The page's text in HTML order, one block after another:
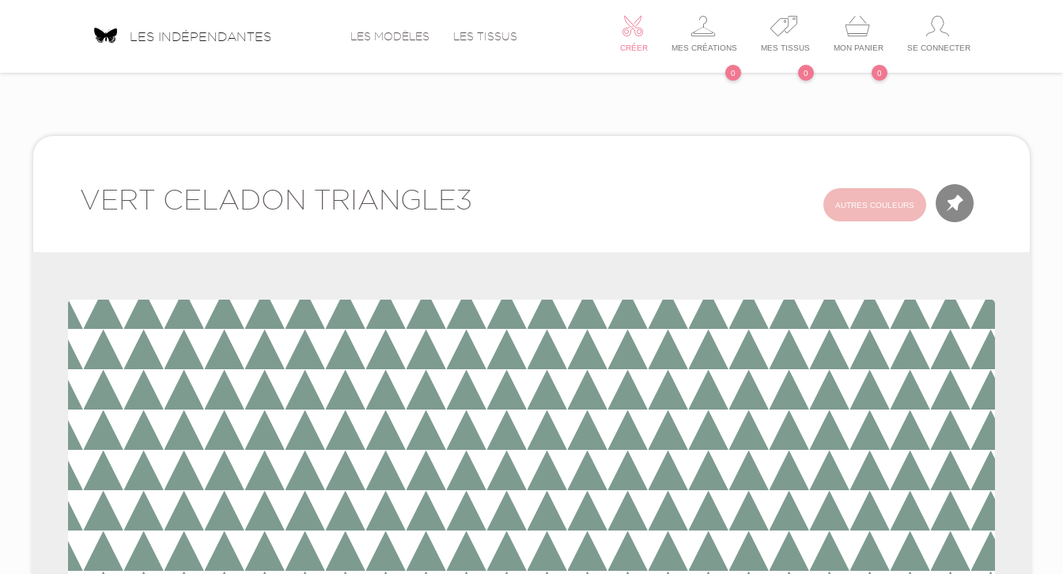
LES INDÉPENDANTES LES MODÈLES LES TISSUS
CRÉER MES CRÉATIONS
0
MES TISSUS
0
MON PANIER
0
SE CONNECTER
VERT CELADON TRIANGLE3 AUTRES COULEURS